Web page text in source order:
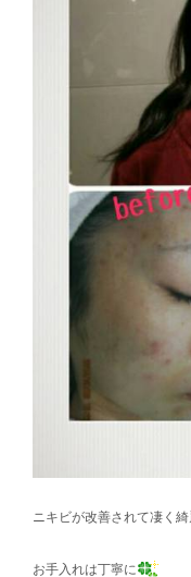
ニキビが改善されて凄く
お手入れは丁寧に